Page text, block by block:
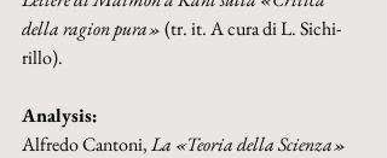
della ragion pura» (tr. it. A cura di L. Sichi-
rillo).
Analysis:
Alfredo Cantoni, La «Teoria della Scienza»